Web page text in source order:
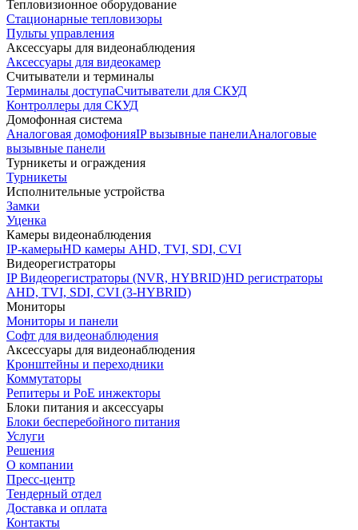
Тепловизионное оборудование
Стационарные тепловизоры
Пульты управления
Аксессуары для видеонаблюдения
Аксессуары для видеокамер
Считыватели и терминалы
Терминалы доступаСчитыватели для СКУД
Контроллеры для СКУД
Домофонная система
Аналоговая домофонияIP вызывные панелиАналоговые
вызывные панели
Турникеты и ограждения
Турникеты
Исполнительные устройства
Замки
Уценка
Камеры видеонаблюдения
IP-камерыHD камеры AHD, TVI, SDI, CVI
Видеорегистраторы
IP Видеорегистраторы (NVR, HYBRID)HD регистраторы
AHD, TVI, SDI, CVI (3-HYBRID)
Мониторы
Мониторы и панели
Софт для видеонаблюдения
Аксессуары для видеонаблюдения
Кронштейны и переходники
Коммутаторы
Репитеры и PoE инжекторы
Блоки питания и аксессуары
Блоки бесперебойного питания
Услуги
Решения
О компании
Пресс-центр
Тендерный отдел
Доставка и оплата
Контакты